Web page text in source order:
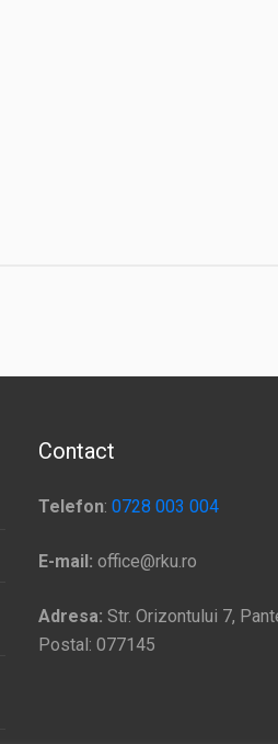
Contact
Telefon: 0728 003 004
E-mail: office@rku.ro
Adresa: Str. Orizontului 7,
Postal: 077145